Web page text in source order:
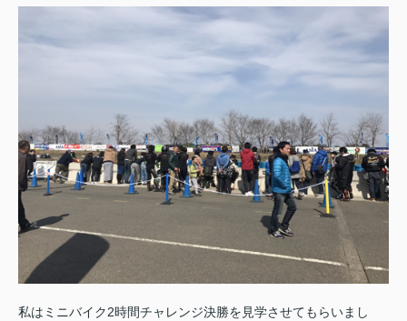
私はミニバイク2時間チャレンジ決勝を見学させてもらいまし